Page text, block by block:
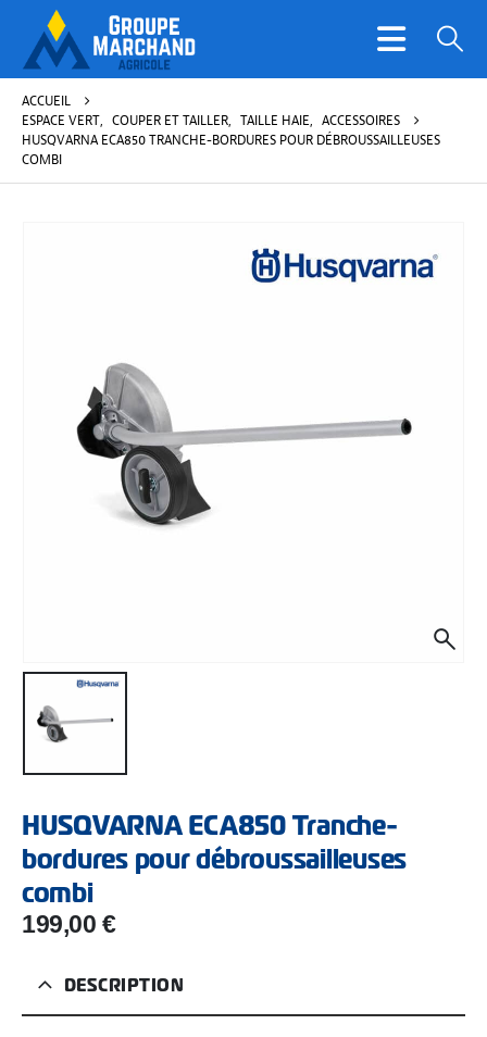
ACCUEIL
ESPACE VERT, COUPER ET TAILLER, TAILLE HAIE, ACCESSOIRES
HUSQVARNA ECA850 TRANCHE-BORDURES POUR DÉBROUSSAILLEUSES
COMBI
HUSQVARNA ECA850 Tranche-
bordures pour débroussailleuses
combi
199,00 €
DESCRIPTION